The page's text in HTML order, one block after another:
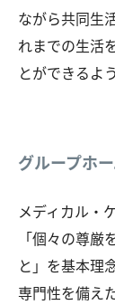
ながら共同生
れまでの生活
とができるよ
グループホ
メディカル・
「個々の尊
と」を基本理
専門性を備え